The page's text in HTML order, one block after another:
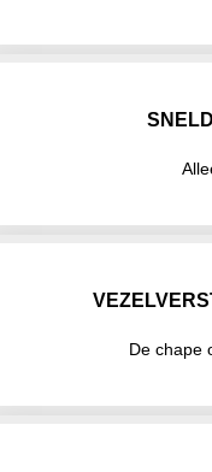
De chape